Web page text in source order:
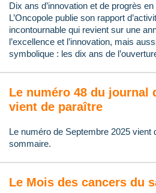
Dix ans d’innovation et de progrès
L’Oncopole publie son rapport
incontournable qui revient sur une
l’excellence et l’innovation, mais
symbolique : les dix ans de
Le numéro 48 du journal
vient de paraître
Le numéro de Septembre 2025
sommaire.
Le Mois des cancers du